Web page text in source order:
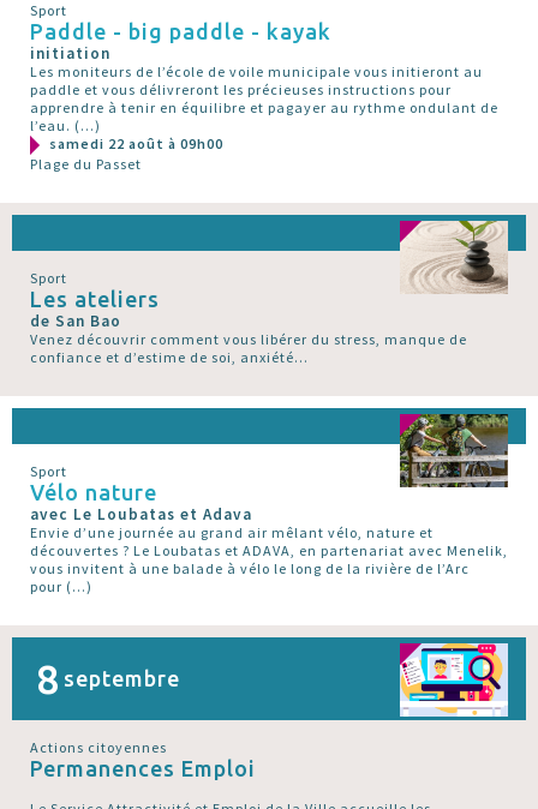
Sport
Paddle - big paddle - kayak
initiation
Les moniteurs de l’école de voile municipale vous initieront au
paddle et vous délivreront les précieuses instructions pour
apprendre à tenir en équilibre et pagayer au rythme ondulant de
l’eau. (…)
samedi 22 août à 09h00
Plage du Passet
Sport
Les ateliers
de San Bao
Venez découvrir comment vous libérer du stress, manque de
confiance et d’estime de soi, anxiété...
Sport
Vélo nature
avec Le Loubatas et Adava
Envie d’une journée au grand air mêlant vélo, nature et
découvertes ? Le Loubatas et ADAVA, en partenariat avec Menelik,
vous invitent à une balade à vélo le long de la rivière de l’Arc
pour (…)
8 septembre
Actions citoyennes
Permanences Emploi